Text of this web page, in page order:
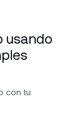
y
hacen
trabajo!
usando
con tu